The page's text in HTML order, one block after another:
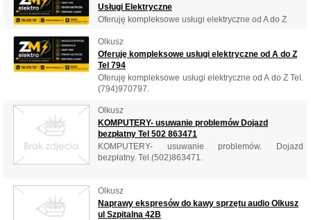
Usługi Elektryczne
Oferuję kompleksowe usługi elektryczne od A do Z
Olkusz
Oferuję kompleksowe usługi elektryczne od A do Z
Tel 794
Oferuję kompleksowe usługi elektryczne od A do Z Tel.
(794)970797.
Olkusz
KOMPUTERY- usuwanie problemów Dojazd
bezpłatny Tel 502 863471
KOMPUTERY- usuwanie problemów. Dojazd
bezpłatny. Tel.(502)863471.
Olkusz
Naprawy ekspresów do kawy sprzętu audio Olkusz
ul Szpitalna 42B